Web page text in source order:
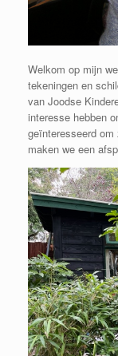
Welkom op mijn
tekeningen en
van Joodse
interesse hebben
geïnteresseerd
maken we een